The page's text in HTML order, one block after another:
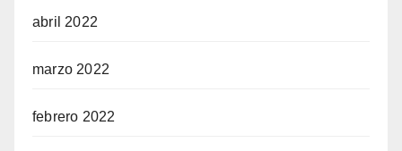
abril 2022
marzo 2022
febrero 2022